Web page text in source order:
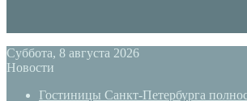
Суббота, 8 августа 2026
Новости
Гостиницы Санкт-Петербурга